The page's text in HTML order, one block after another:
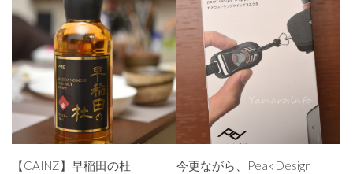
【CAINZ】早稲田の杜
今更ながら、Peak Design